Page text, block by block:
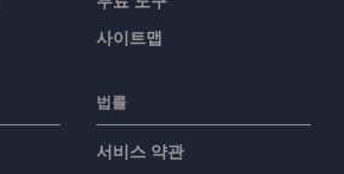
사이트맵
법률
서비스 약관